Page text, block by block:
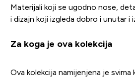
Materijali koji se ugodno nose,
i dizajn koji izgleda dobro i unutar i
Za koga je ova kolekcija
Ova kolekcija namijenjena je svima